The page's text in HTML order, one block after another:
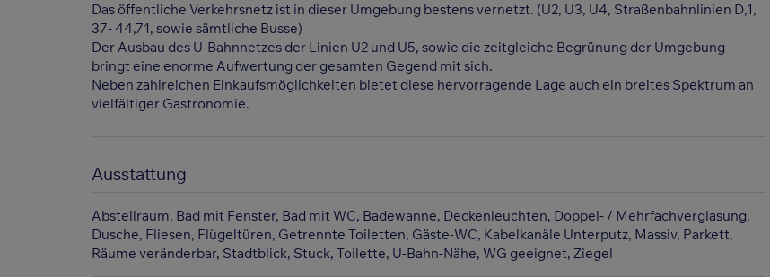
Das öffentliche Verkehrsnetz ist in dieser Umgebung bestens vernetzt. (U2, U3, U4, Straßenbahnlinien D,1,
37- 44,71, sowie sämtliche Busse)
Der Ausbau des U-Bahnnetzes der Linien U2 und U5, sowie die zeitgleiche Begrünung der Umgebung
bringt eine enorme Aufwertung der gesamten Gegend mit sich.
Neben zahlreichen Einkaufsmöglichkeiten bietet diese hervorragende Lage auch ein breites Spektrum an
vielfältiger Gastronomie.
Ausstattung
Abstellraum Bad mit Fenster Bad mit WC Badewanne Deckenleuchten Doppel- / Mehrfachverglasung
Dusche Fliesen Flügeltüren Getrennte Toiletten Gäste-WC Kabelkanäle Unterputz Massiv Parkett
Räume veränderbar Stadtblick Stuck Toilette U-Bahn-Nähe WG geeignet Ziegel